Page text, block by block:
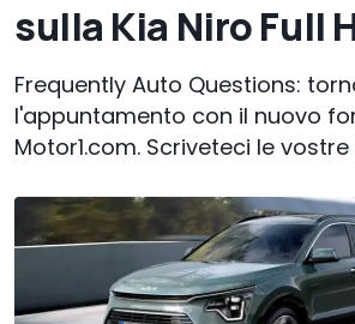
sulla Kia Niro Full
Frequently Auto Questions:
l'appuntamento con il nuovo
Motor1.com. Scriveteci le